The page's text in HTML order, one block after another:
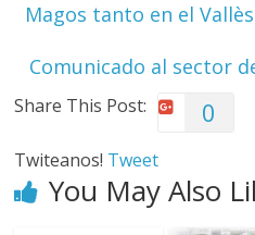
Magos tanto en el
Comunicado al sector
Share This Post: 0
Twiteanos! Tweet
You May Also